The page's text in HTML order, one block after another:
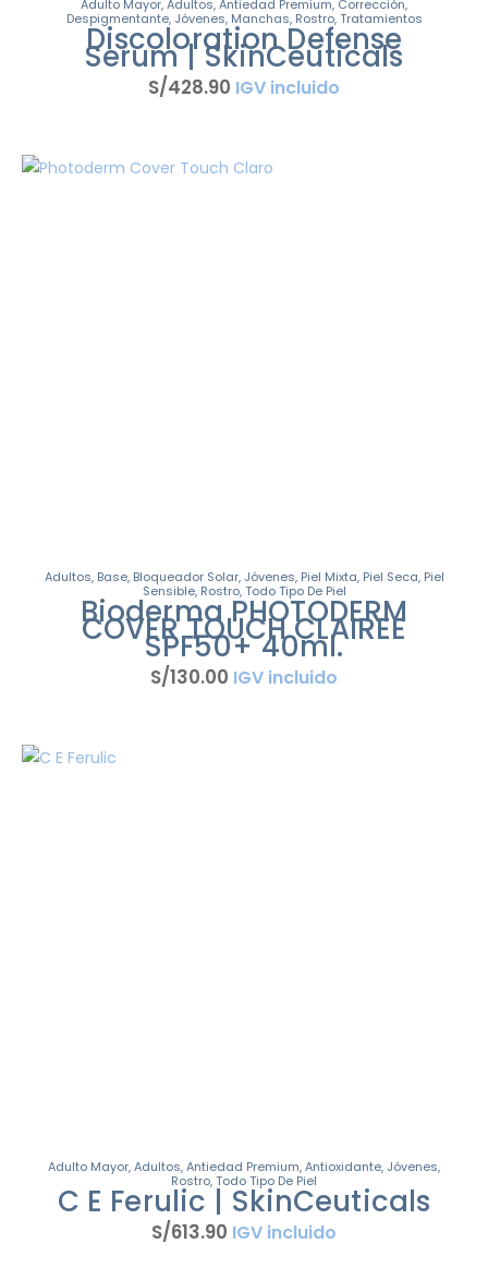
Adulto Mayor,Adultos,Antiedad Premium, Corrección,
Despigmentante, Jóvenes, Manchas, Rostro,Tratamientos
Discoloration Defense
Serum | SkinCeuticals
S/428.90 IGV incluido
Adultos, Base, Bloqueador Solar, Jóvenes, Piel Mixta, Piel Seca, Piel
Sensible, Rostro,Todo Tipo De Piel
Bioderma PHOTODERM
COVER TOUCH CLAIREE
SPF50+ 40ml.
S/130.00 IGV incluido
Adulto Mayor,Adultos,Antiedad Premium,Antioxidante, Jóvenes,
Rostro,Todo Tipo De Piel
C E Ferulic | SkinCeuticals
S/613.90 IGV incluido